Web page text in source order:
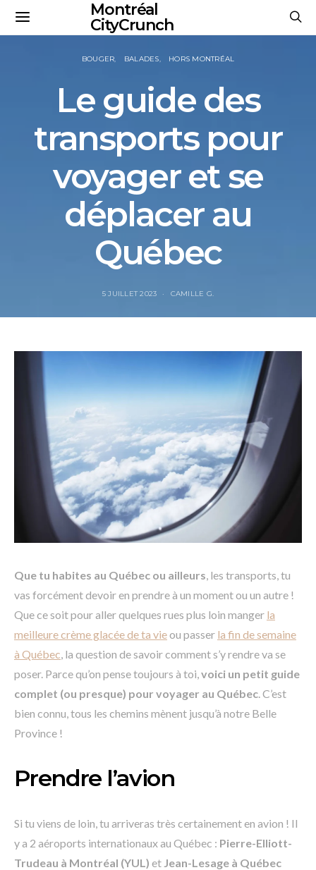
Montréal
CityCrunch
BOUGER BALADES HORS MONTRÉAL
Le guide des
transports pour
voyager et se
déplacer au
Québec
5 JUILLET 2023 CAMILLE G.
Que tu habites au Québec ou ailleurs, les transports, tu
vas forcément devoir en prendre à un moment ou un autre !
Que ce soit pour aller quelques rues plus loin manger la
meilleure crème glacée de ta vieou passer la fin de semaine
à Québec, la question de savoir comment s’y rendre va se
poser. Parce qu’on pense toujours à toi,voici un petit guide
complet (ou presque) pour voyager au Québec. C’est
bien connu, tous les chemins mènent jusqu’à notre Belle
Province !
Prendre l’avion
Si tu viens de loin, tu arriveras très certainement en avion ! Il
y a 2 aéroports internationaux au Québec : Pierre-Elliott-
Trudeau à Montréal (YUL) et Jean-Lesage à Québec